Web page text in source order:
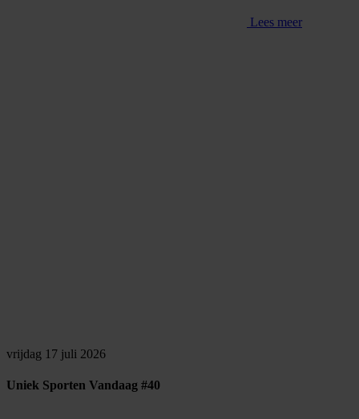
Lees meer
vrijdag 17 juli 2026
Uniek Sporten Vandaag #40